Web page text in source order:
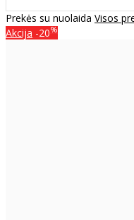
Prekės su nuolaida Visos
Akcija -20%